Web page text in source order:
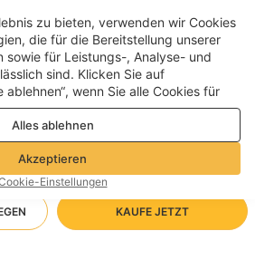
KAUFE JETZT
Germany
©2026 Voghion
& amp; Bedingungen
und Cookie-Richtlinie
Community-Richtlinien
zu bieten, verwenden wir Cookies
die für die Bereitstellung unserer
sowie für Leistungs-, Analyse- und
sind. Klicken Sie auf
ablehnen“, wenn Sie alle Cookies für
Marketingzwecke zulassen oder
Informationen finden Sie in unserer
Richtlinie
Alles ablehnen
Akzeptieren
Einstellungen